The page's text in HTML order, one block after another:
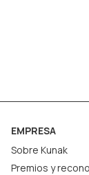
EMPRESA
Sobre Kunak
Premios y